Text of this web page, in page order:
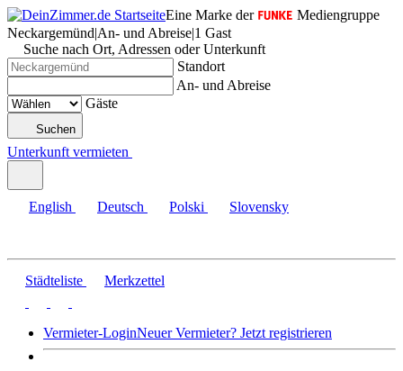
Eine Marke der
Mediengruppe
Neckargemünd|An- und Abreise|1 Gast
Suche nach Ort, Adressen oder Unterkunft
Standort
An- und Abreise
Gäste
Suchen
Unterkunft vermieten
English Deutsch Polski Slovensky
Städteliste Merkzettel
Vermieter-LoginNeuer Vermieter? Jetzt registrieren